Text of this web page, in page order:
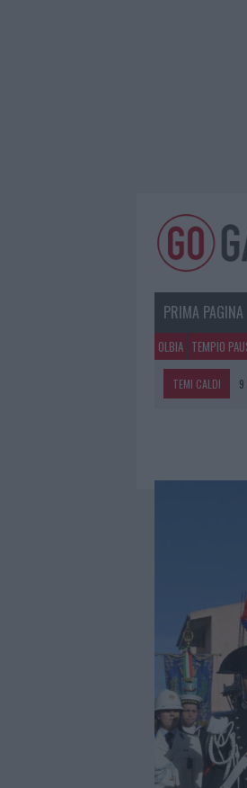
PRIMA PAGINA
OLBIA TEMPIO
TEMI CALDI